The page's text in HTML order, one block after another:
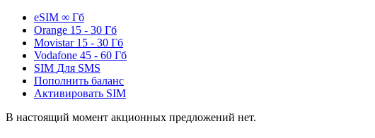
eSIM ∞ Гб
Orange 15 - 30 Гб
Movistar 15 - 30 Гб
Vodafone 45 - 60 Гб
SIM Для SMS
Пополнить баланс
Активировать SIM
В настоящий момент акционных предложений нет.